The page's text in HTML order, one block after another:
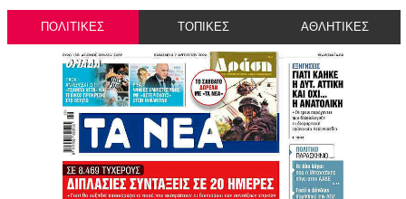
ΠΟΛΙΤΙΚΕΣ ΤΟΠΙΚΕΣ ΑΘΛΗΤΙΚΕΣ